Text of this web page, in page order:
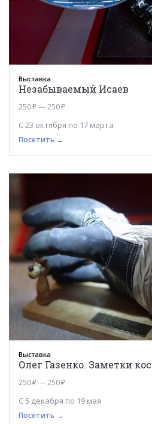
Выставка
Незабываемый Исаев
250 ₽ — 250 ₽
С 23 октября по 17 марта
Посетить →
Выставка
Олег Газенко. Заметки
250 ₽ — 250 ₽
С 5 декабря по 19 мая
Посетить →